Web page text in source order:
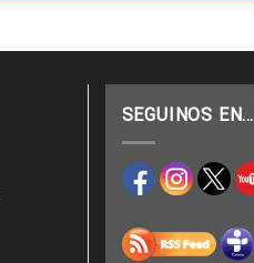
SEGUINOS EN…